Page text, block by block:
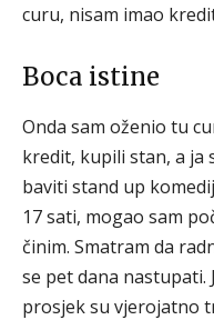
curu, nisam imao
Boca istine
Onda sam oženio tu
kredit, kupili stan, a ja
baviti stand up
17 sati, mogao sam
činim. Smatram da
se pet dana nastupati.
prosjek su vjerojatno